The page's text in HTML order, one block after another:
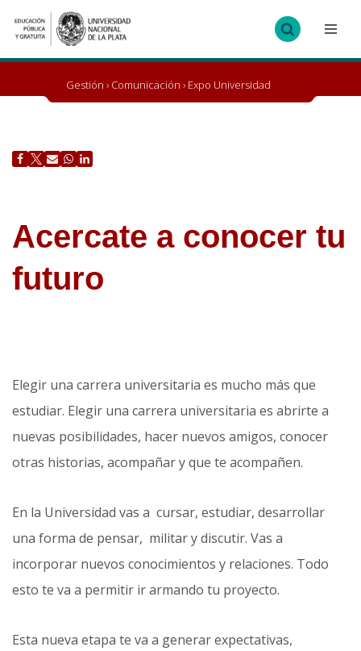
Ir
al
Gestión › Comunicación › Expo Universidad
Acercate a conocer tu
futuro
Elegir una carrera universitaria es mucho más que
estudiar. Elegir una carrera universitaria es abrirte a
nuevas posibilidades, hacer nuevos amigos, conocer
otras historias, acompañar y que te acompañen.
En la Universidad vas a cursar, estudiar, desarrollar
una forma de pensar, militar y discutir. Vas a
incorporar nuevos conocimientos y relaciones. Todo
esto te va a permitir ir armando tu proyecto.
Esta nueva etapa te va a generar expectativas,